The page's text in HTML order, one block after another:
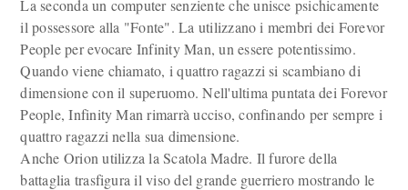
La seconda un computer senziente che unisce psichicamente
il possessore alla "Fonte". La utilizzano i membri dei Forevor
People per evocare Infinity Man, un essere potentissimo.
Quando viene chiamato, i quattro ragazzi si scambiano di
dimensione con il superuomo. Nell'ultima puntata dei Forevor
People, Infinity Man rimarrà ucciso, confinando per sempre i
quattro ragazzi nella sua dimensione.
Anche Orion utilizza la Scatola Madre. Il furore della
battaglia trasfigura il viso del grande guerriero mostrando le